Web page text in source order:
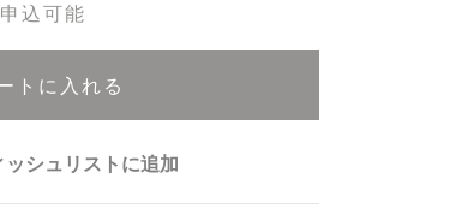
込可能
トに入れる
ッシュリストに追加